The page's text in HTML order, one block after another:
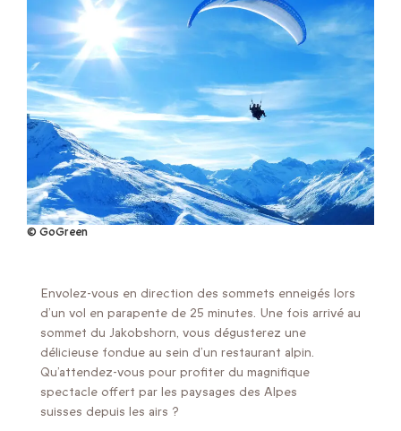
© GoGreen
Envolez-vous en direction des sommets enneigés lors
d’un vol en parapente de 25 minutes. Une fois arrivé au
sommet du Jakobshorn, vous dégusterez une
délicieuse fondue au sein d’un restaurant alpin.
Qu’attendez-vous pour profiter du magnifique
spectacle offert par les paysages des Alpes
suisses depuis les airs ?